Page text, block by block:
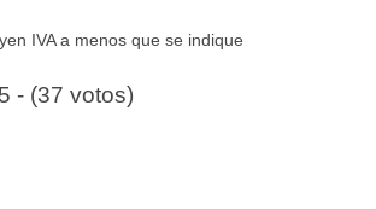
IVA a menos que se indique
- (37 votos)